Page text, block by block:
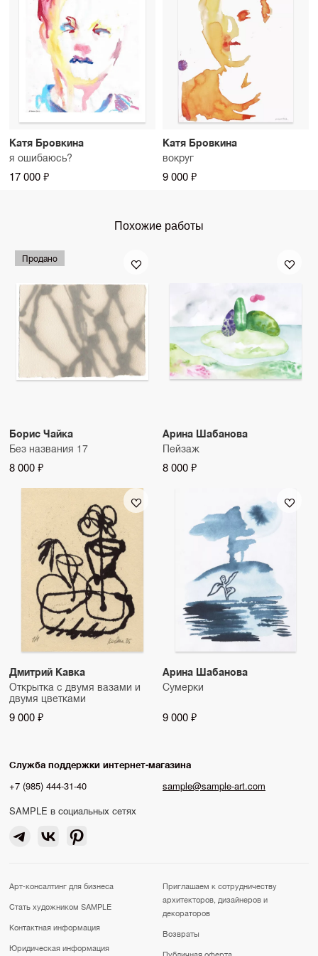
Катя Бровкина
я ошибаюсь?
17 000 ₽
Катя Бровкина
вокруг
9 000 ₽
Похожие работы
Продано
Борис Чайка
Без названия 17
8 000 ₽
Арина Шабанова
Пейзаж
8 000 ₽
Дмитрий Кавка
Открытка с двумя вазами и
двумя цветками
9 000 ₽
Арина Шабанова
Сумерки
9 000 ₽
Служба поддержки интернет-магазина
+7 (985) 444-31-40
sample@sample-art.com
SAMPLE в социальных сетях
Арт-консалтинг для бизнеса
Стать художником SAMPLE
Контактная информация
Юридическая информация
Приглашаем к сотрудничеству
архитекторов, дизайнеров и
декораторов
Возвраты
Публичная оферта